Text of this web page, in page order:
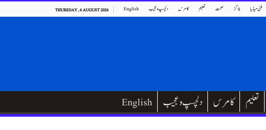
THURSDAY , 6 AUGUST 2026 English دلچسپ و عجیب کامرس تعلیم صحت بلاگز ملٹی میڈیا
English دلچسپ و عجیب کامرس تعلیم